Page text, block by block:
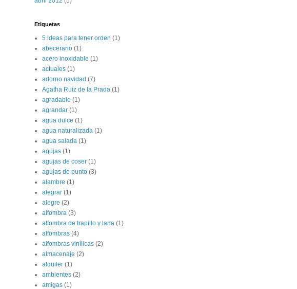
Etiquetas
5 ideas para tener orden (1)
abecerario (1)
acero inoxidable (1)
actuales (1)
adorno navidad (7)
Agatha Ruíz de la Prada (1)
agradable (1)
agrandar (1)
agua dulce (1)
agua naturalizada (1)
agua salada (1)
agujas (1)
agujas de coser (1)
agujas de punto (3)
alambre (1)
alegrar (1)
alegre (2)
alfombra (3)
alfombra de trapillo y lana (1)
alfombras (4)
alfombras vinílicas (2)
almacenaje (2)
alquiler (1)
ambientes (2)
amigas (1)